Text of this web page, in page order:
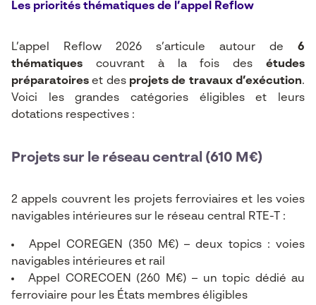
Les priorités thématiques de l’appel Reflow
L’appel Reflow 2026 s’articule autour de 6
thématiques couvrant à la fois desétudes
préparatoires et des projets de travaux d’exécution.
Voici les grandes catégories éligibles et leurs
dotations respectives :
Projets sur le réseau central (610 M€)
2 appels couvrent les projets ferroviaires et les voies
navigables intérieures sur le réseau central RTE-T :
Appel COREGEN (350 M€) – deux topics : voies
navigables intérieures et rail
Appel CORECOEN (260 M€) – un topic dédié au
ferroviaire pour les États membres éligibles